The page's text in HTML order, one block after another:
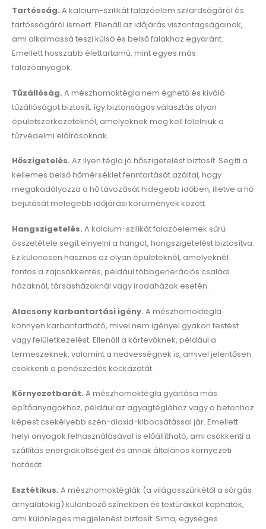
Tartósság. A kalcium-szilikát falazóelem szilárdságáról és
tartósságáról ismert. Ellenáll az időjárás viszontagságainak,
ami alkalmassá teszi külső és belső falakhoz egyaránt.
Emellett hosszabb élettartamú, mint egyes más
falazóanyagok.
Tűzállóság. A mészhomoktégla nem éghető és kiváló
tűzállóságot biztosít, így biztonságos választás olyan
épületszerkezeteknél, amelyeknek meg kell felelniük a
tűzvédelmi előírásoknak.
Hőszigetelés. Az ilyen tégla jó hőszigetelést biztosít. Segíti a
kellemes belső hőmérséklet fenntartását azáltal, hogy
megakadályozza a hő távozását hidegebb időben, illetve a hő
bejutását melegebb időjárási körülmények között.
Hangszigetelés. A kalcium-szilikát falazóelemek sűrű
összetétele segít elnyelni a hangot, hangszigetelést biztosítva.
Ez különösen hasznos az olyan épületeknél, amelyeknél
fontos a zajcsökkentés, például többgenerációs családi
házaknál, társasházaknál vagy irodaházak esetén.
Alacsony karbantartási igény. A mészhomoktégla
könnyen karbantartható, mivel nem igényel gyakori festést
vagy felületkezelést. Ellenáll a kártevőknek, például a
termeszeknek, valamint a nedvességnek is, amivel jelentősen
csökkenti a penészedés kockázatát.
Környezetbarát. A mészhomoktégla gyártása más
építőanyagokhoz, például az agyagtéglához vagy a betonhoz
képest csekélyebb szén-dioxid-kibocsátással jár. Emellett
helyi anyagok felhasználásával is előállítható, ami csökkenti a
szállítás energiaköltségeit és annak általános környezeti
hatását.
Esztétikus. A mészhomoktéglák (a világosszürkétől a sárgás
árnyalatokig) különböző színekben és textúrákkal kaphatók,
ami különleges megjelenést biztosít. Sima, egységes